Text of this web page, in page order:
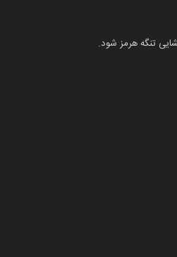
تنگه هرمز شود.